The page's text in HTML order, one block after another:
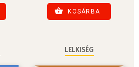
KOSÁRBA
LELKISÉG